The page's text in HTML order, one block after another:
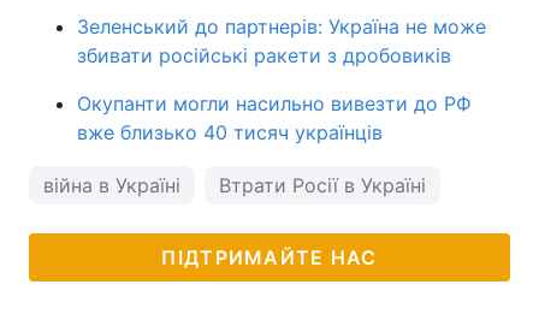
Зеленський до партнерів: Україна не може
збивати російські ракети з дробовиків
Окупанти могли насильно вивезти до РФ
вже близько 40 тисяч українців
війна в Україні Втрати Росії в Україні
ПІДТРИМАЙТЕ НАС